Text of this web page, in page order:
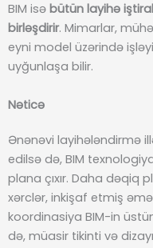
BIM isə bütün layihə
birləşdirir. Mimarlar,
eyni model üzərində
uyğunlaşa bilir.
Nəticə
Ənənəvi layihələndirmə
edilsə də, BIM
plana çıxır. Daha dəqiq
xərclər, inkişaf etmiş
koordinasiya BIM-in
də, müasir tikinti və